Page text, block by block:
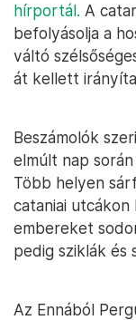
hírportál. A
befolyásolja a
váltó
át kellett
Beszámolók
elmúlt nap
Több helyen
cataniai
embereket
pedig sziklák
Az Ennából